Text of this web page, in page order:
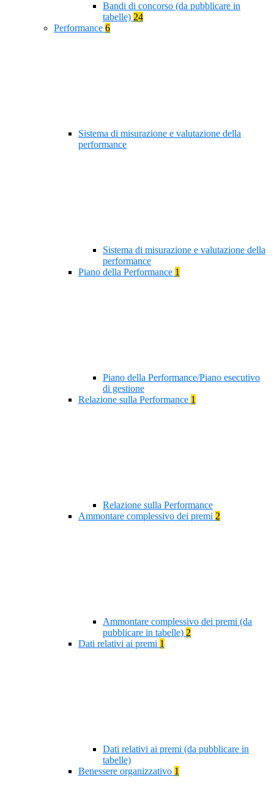
Bandi di concorso (da pubblicare in
tabelle) 24
Performance 6
Sistema di misurazione e valutazione della
performance
Sistema di misurazione e valutazione della
performance
Piano della Performance 1
Piano della Performance/Piano esecutivo
di gestione
Relazione sulla Performance 1
Relazione sulla Performance
Ammontare complessivo dei premi 2
Ammontare complessivo dei premi (da
pubblicare in tabelle) 2
Dati relativi ai premi 1
Dati relativi ai premi (da pubblicare in
tabelle)
Benessere organizzativo 1